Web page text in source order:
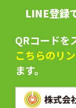
LINE登録
QRコードを
こちらのリ
ます。